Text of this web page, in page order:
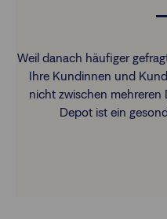
Weil danach häufiger
Ihre Kundinnen und
nicht zwischen mehreren
Depot ist ein